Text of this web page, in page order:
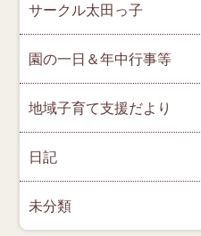
サークル太田っ子
園の一日＆年中行事等
地域子育て支援だより
日記
未分類